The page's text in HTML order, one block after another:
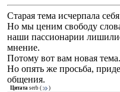
Старая тема исчерпала
Но мы ценим свободу
наши пассионарии
мнение.
Потому вот вам новая тема.
Но опять же просьба,
общения.
Цитата serb ( )